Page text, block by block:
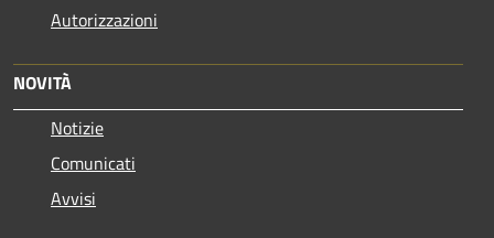
Autorizzazioni
NOVITÀ
Notizie
Comunicati
Avvisi